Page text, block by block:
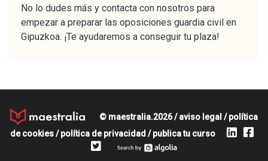
No lo dudes más y contacta con nosotros para
empezar a preparar las oposiciones guardia civil en
Gipuzkoa. ¡Te ayudaremos a conseguir tu plaza!
© maestralia.2026 /aviso legal /política
de cookies/política de privacidad /publica tu curso